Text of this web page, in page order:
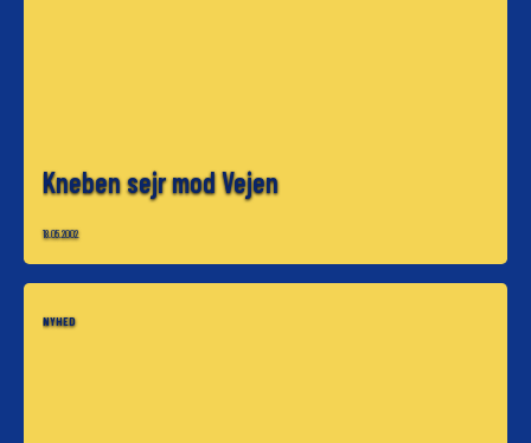
Kneben sejr mod Vejen
18.05.2002
NYHED